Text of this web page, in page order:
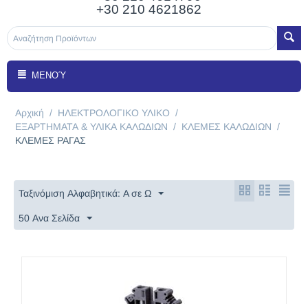
+30 210 4621862
ΜΕΝΟΎ
Αρχική / ΗΛΕΚΤΡΟΛΟΓΙΚΟ ΥΛΙΚΟ /
ΕΞΑΡΤΗΜΑΤΑ & ΥΛΙΚΑ ΚΑΛΩΔΙΩΝ / ΚΛΕΜΕΣ ΚΑΛΩΔΙΩΝ /
KΛΕΜΕΣ ΡΑΓΑΣ
Ταξινόμιση Αλφαβητικά: A σε Ω
50 Ανα Σελίδα